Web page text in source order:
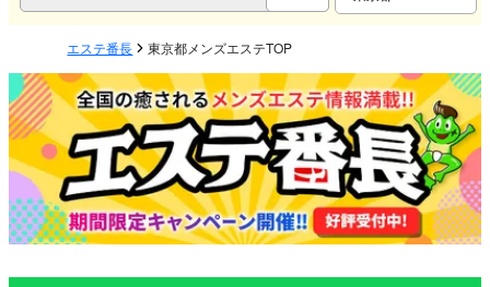
エステ番長 東京都メンズエステTOP